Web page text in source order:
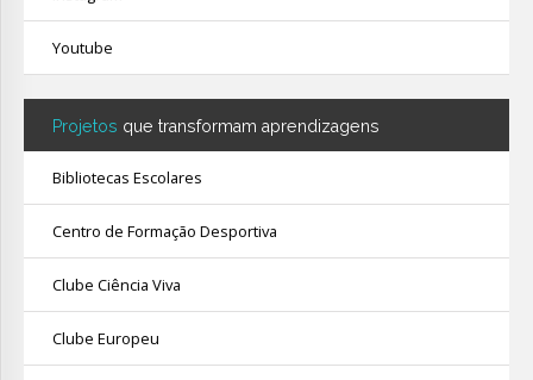
Youtube
Projetos que transformam aprendizagens
Bibliotecas Escolares
Centro de Formação Desportiva
Clube Ciência Viva
Clube Europeu